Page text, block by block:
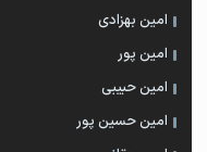
امین بهزادی
امین پور
امین حبیبی
امین حسین پور